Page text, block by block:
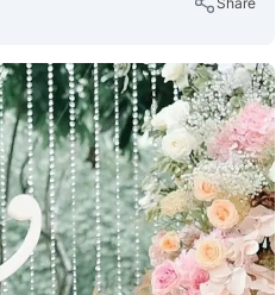
Copy Link